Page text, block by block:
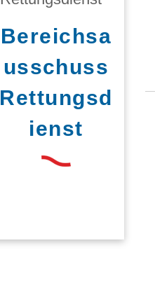
Bereichsa
usschuss
Rettungsd
ienst